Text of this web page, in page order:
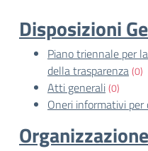
Disposizioni
Piano triennale per
della trasparenza(0)
Atti generali(0)
Oneri informativi
Organizzazione